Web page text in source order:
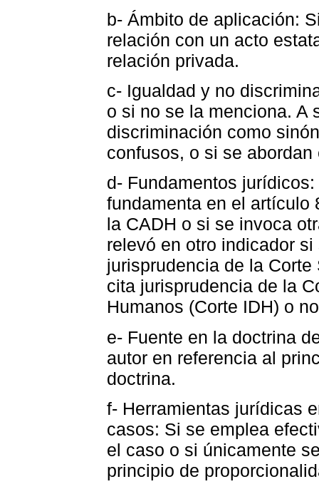
b- Ámbito de aplicación:
relación con un acto
relación privada.
c- Igualdad y no
o si no se la menciona. A
discriminación como
confusos, o si se
d- Fundamentos
fundamenta en el artículo
la CADH o si se invoca
relevó en otro indicador
jurisprudencia de la
cita jurisprudencia de la
Humanos (Corte IDH) o
e- Fuente en la doctrina
autor en referencia al
doctrina.
f- Herramientas jurídicas
casos: Si se emplea
el caso o si únicamente
principio de